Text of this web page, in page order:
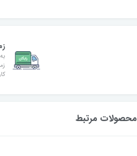
محصولات مرتبط